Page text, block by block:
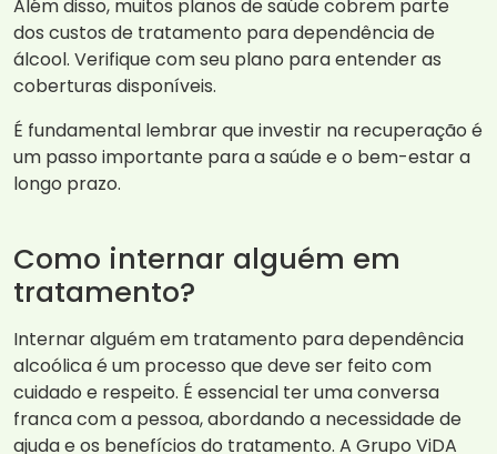
Além disso, muitos planos de saúde cobrem parte
dos custos de tratamento para dependência de
álcool. Verifique com seu plano para entender as
coberturas disponíveis.
É fundamental lembrar que investir na recuperação é
um passo importante para a saúde e o bem-estar a
longo prazo.
Como internar alguém em
tratamento?
Internar alguém em tratamento para dependência
alcoólica é um processo que deve ser feito com
cuidado e respeito. É essencial ter uma conversa
franca com a pessoa, abordando a necessidade de
ajuda e os benefícios do tratamento. A Grupo ViDA